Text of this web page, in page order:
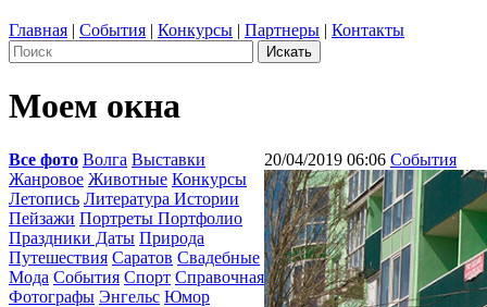
Главная | События | Конкурсы | Партнеры | Контакты
Моем окна
Все фото Волга Выставки
Жанровое Животные Конкурсы
Летопись Литература Истории
Пейзажи Портреты Портфолио
Праздники Даты Природа
Путешествия Саратов Свадебные
Мода События Спорт Справочная
Фотографы Энгельс Юмор
20/04/2019 06:06 События